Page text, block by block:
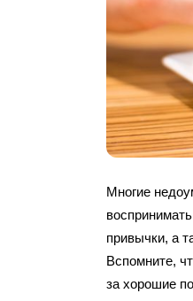
Многие
привычки, а
Вспомните,
за хорошие